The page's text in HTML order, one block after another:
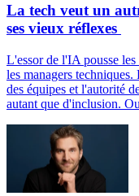
La tech veut un
ses vieux réflexes
L'essor de l'IA pousse les
les managers
des équipes et l'autorité
autant que d'inclusion.